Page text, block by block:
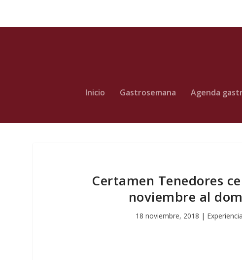
Inicio Gastrosemana Agenda
Certamen Tenedores
noviembre al
18 noviembre, 2018 |